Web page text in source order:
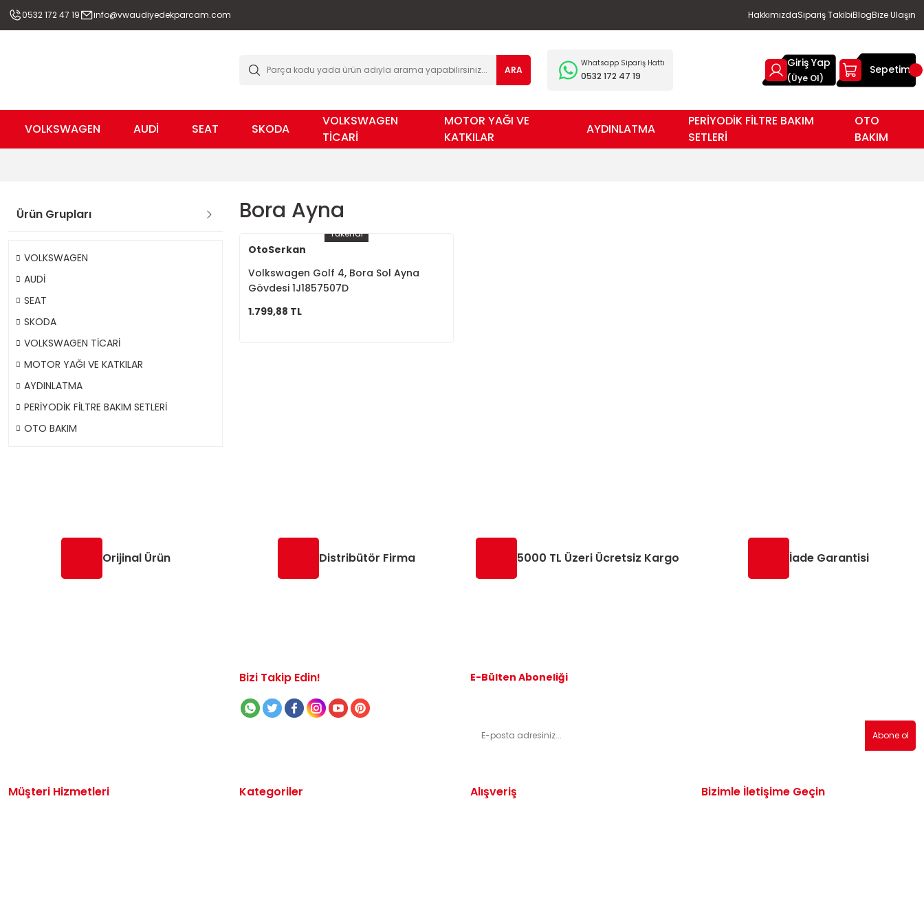
0532 172 47 19 info@vwaudiyedekparcam.com HakkımızdaSipariş TakibiBlogBize Ulaşın
ARA
Whatsapp Sipariş Hattı
0532 172 47 19
Giriş Yap
(Üye Ol)
Sepetim
VOLKSWAGEN AUDİ SEAT SKODA
VOLKSWAGEN
TİCARİ
MOTOR YAĞI VE
KATKILAR
AYDINLATMA
PERİYODİK FİLTRE BAKIM
SETLERİ
OTO
BAKIM
Ürün Grupları
VOLKSWAGEN
AUDİ
SEAT
SKODA
VOLKSWAGEN TİCARİ
MOTOR YAĞI VE KATKILAR
AYDINLATMA
PERİYODİK FİLTRE BAKIM SETLERİ
OTO BAKIM
Bora Ayna
Tükendi
OtoSerkan
Volkswagen Golf 4, Bora Sol Ayna
Gövdesi 1J1857507D
1.799,88 TL
Orijinal Ürün Distribütör Firma 5000 TL Üzeri Ücretsiz Kargo İade Garantisi
Bizi Takip Edin! E-Bülten Aboneliği
Abone ol
Müşteri Hizmetleri Kategoriler Alışveriş Bizimle İletişime Geçin